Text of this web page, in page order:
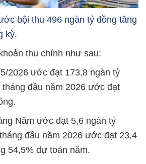
bội thu 496 ngàn tỷ đồng tăng
kỳ.
thu chính như sau:
2026 ước đạt 173,8 ngàn tỷ
đầu năm 2026 ước đạt
Năm ước đạt 5,6 ngàn tỷ
đầu năm 2026 ước đạt 23,4
54,5% dự toán năm.